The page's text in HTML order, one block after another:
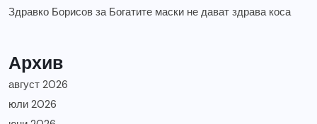
Здравко Борисов за Богатите маски не дават здрава коса
Архив
август 2026
юли 2026